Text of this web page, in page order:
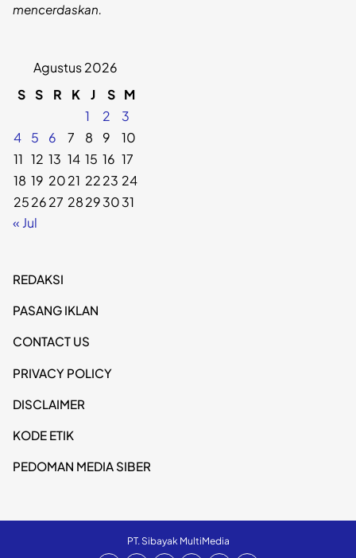
mencerdaskan.
Agustus 2026
S S R K J S M
1
2
3
4
5 6 7 8 9
10
11 12 13 14 15 16 17
18 19 2021 2223 24
252627 28293031
« Jul
REDAKSI
PASANG IKLAN
CONTACT US
PRIVACY POLICY
DISCLAIMER
KODE ETIK
PEDOMAN MEDIA SIBER
PT. Sibayak MultiMedia